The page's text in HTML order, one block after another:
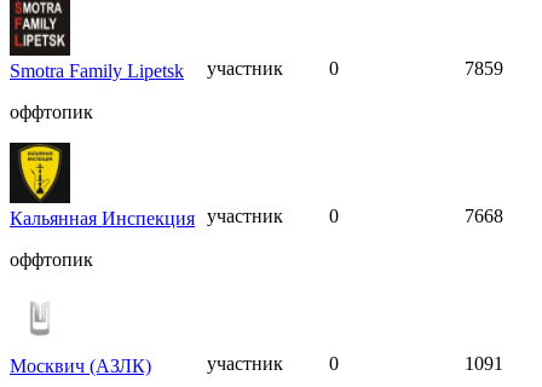
Smotra Family Lipetsk
оффтопик
участник 0 7859
Кальянная Инспекция
оффтопик
участник 0 7668
Москвич (АЗЛК)
участник 0 1091